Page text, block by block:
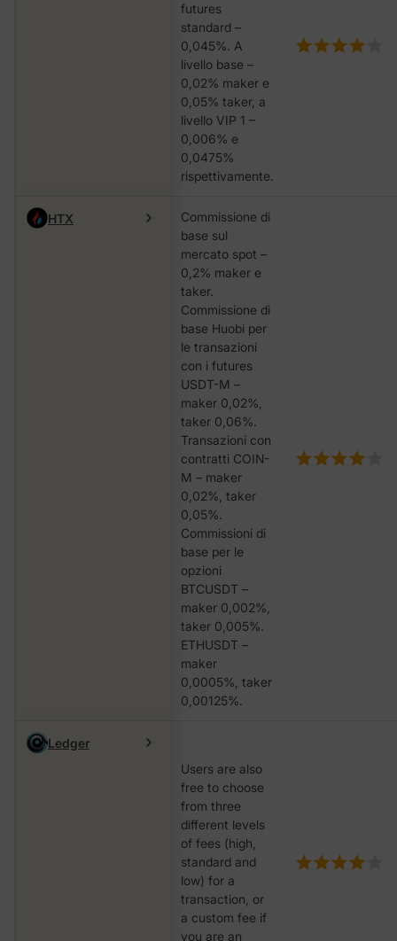
futures
standard –
0,045%. A
livello base –
0,02% maker e
0,05% taker, a
livello VIP 1 –
0,006% e
0,0475%
rispettivamente.
HTX
Commissione di
base sul
mercato spot –
0,2% maker e
taker.
Commissione di
base Huobi per
le transazioni
con i futures
USDT-M –
maker 0,02%,
taker 0,06%.
Transazioni con
contratti COIN-
M – maker
0,02%, taker
0,05%.
Commissioni di
base per le
opzioni
BTCUSDT –
maker 0,002%,
taker 0,005%.
ETHUSDT –
maker
0,0005%, taker
0,00125%.
Ledger
Users are also
free to choose
from three
different levels
of fees (high,
standard and
low) for a
transaction, or
a custom fee if
you are an